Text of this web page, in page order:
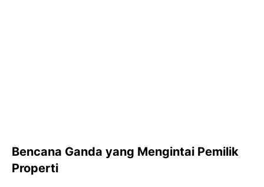
Bencana Ganda yang Mengintai Pemilik
Properti